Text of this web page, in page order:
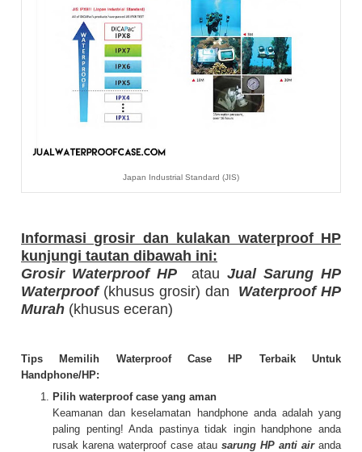
Japan Industrial Standard (JIS)
Informasi grosir dan kulakan waterproof HP
kunjungi tautan dibawah ini:
Grosir Waterproof HP atau Jual Sarung HP
Waterproof(khusus grosir) dan Waterproof HP
Murah (khusus eceran)
Tips Memilih Waterproof Case HP Terbaik Untuk
Handphone/HP:
Pilih waterproof case yang aman
Keamanan dan keselamatan handphone anda adalah yang
paling penting! Anda pastinya tidak ingin handphone anda
rusak karena waterproof case atau sarung HP anti airanda